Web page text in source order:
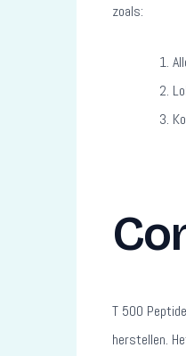
zoals:
T 500
herstellen.